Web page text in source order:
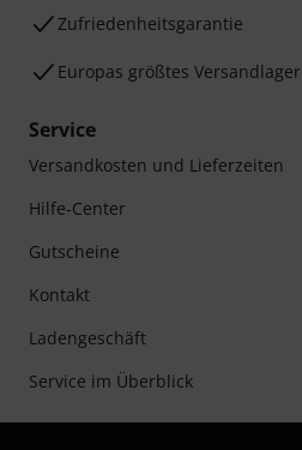
Zufriedenheitsgarantie
Europas größtes Versandlager
Service
Versandkosten und Lieferzeiten
Hilfe-Center
Gutscheine
Kontakt
Ladengeschäft
Service im Überblick